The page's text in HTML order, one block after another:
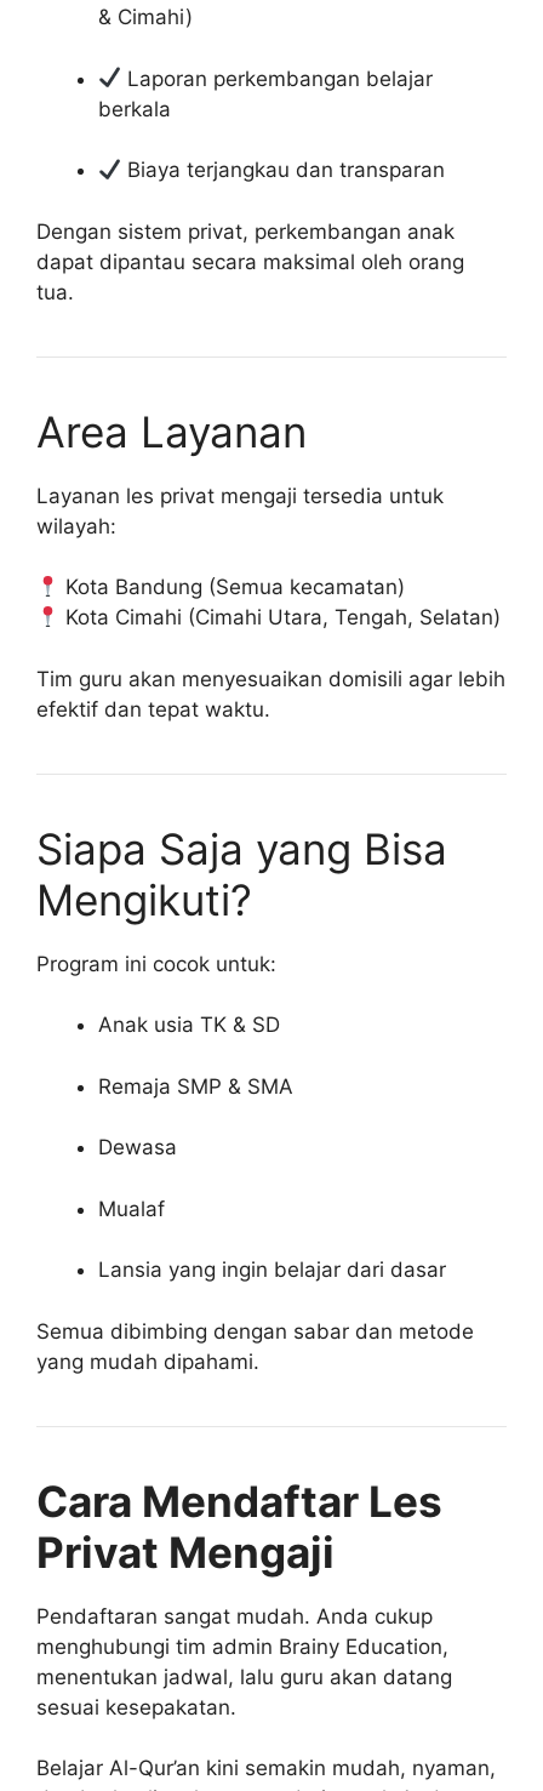
& Cimahi)
Laporan perkembangan belajar
berkala
Biaya terjangkau dan transparan
Dengan sistem privat, perkembangan anak
dapat dipantau secara maksimal oleh orang
tua.
Area Layanan
Layanan les privat mengaji tersedia untuk
wilayah:
Kota Bandung (Semua kecamatan)
Kota Cimahi (Cimahi Utara, Tengah, Selatan)
Tim guru akan menyesuaikan domisili agar lebih
efektif dan tepat waktu.
Siapa Saja yang Bisa
Mengikuti?
Program ini cocok untuk:
Anak usia TK & SD
Remaja SMP & SMA
Dewasa
Mualaf
Lansia yang ingin belajar dari dasar
Semua dibimbing dengan sabar dan metode
yang mudah dipahami.
Cara Mendaftar Les
Privat Mengaji
Pendaftaran sangat mudah. Anda cukup
menghubungi tim admin Brainy Education,
menentukan jadwal, lalu guru akan datang
sesuai kesepakatan.
Belajar Al-Qur’an kini semakin mudah, nyaman,